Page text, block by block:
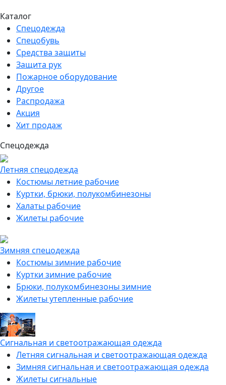
Каталог
Спецодежда
Спецобувь
Средства защиты
Защита рук
Пожарное оборудование
Другое
Распродажа
Акция
Хит продаж
Спецодежда
Летняя спецодежда
Костюмы летние рабочие
Куртки, брюки, полукомбинезоны
Халаты рабочие
Жилеты рабочие
Зимняя спецодежда
Костюмы зимние рабочие
Куртки зимние рабочие
Брюки, полукомбинезоны зимние
Жилеты утепленные рабочие
Сигнальная и светоотражающая одежда
Летняя сигнальная и светоотражающая одежда
Зимняя сигнальная и светоотражающая одежда
Жилеты сигнальные